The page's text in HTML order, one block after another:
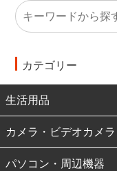
カテゴリー
生活用品
カメラ・ビデオカメラ
パソコン・周辺機器